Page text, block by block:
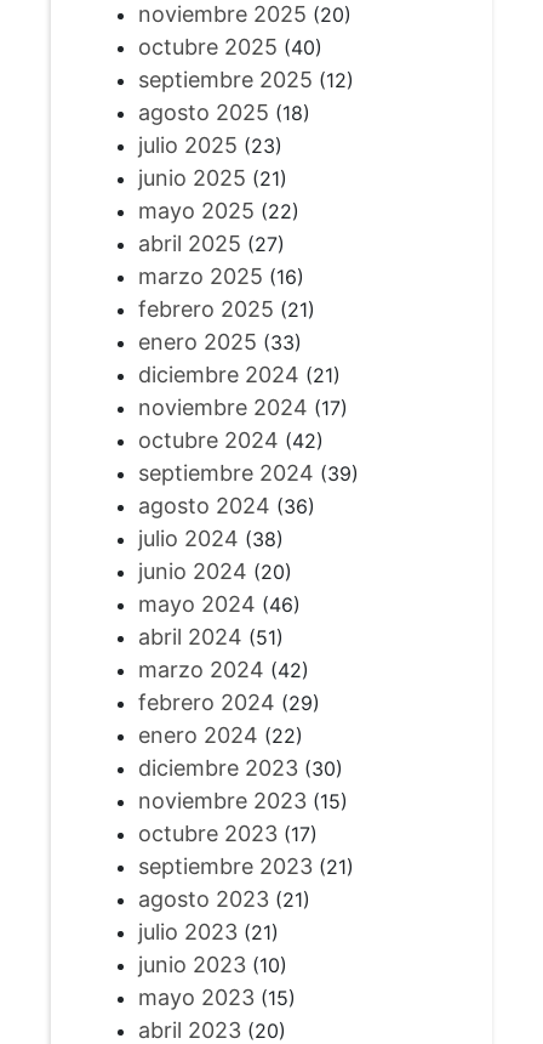
noviembre 2025 (20)
octubre 2025 (40)
septiembre 2025 (12)
agosto 2025 (18)
julio 2025 (23)
junio 2025 (21)
mayo 2025 (22)
abril 2025 (27)
marzo 2025 (16)
febrero 2025 (21)
enero 2025 (33)
diciembre 2024 (21)
noviembre 2024 (17)
octubre 2024 (42)
septiembre 2024 (39)
agosto 2024 (36)
julio 2024 (38)
junio 2024 (20)
mayo 2024 (46)
abril 2024 (51)
marzo 2024 (42)
febrero 2024 (29)
enero 2024 (22)
diciembre 2023(30)
noviembre 2023(15)
octubre 2023(17)
septiembre 2023(21)
agosto 2023(21)
julio 2023(21)
junio 2023(10)
mayo 2023(15)
abril 2023(20)